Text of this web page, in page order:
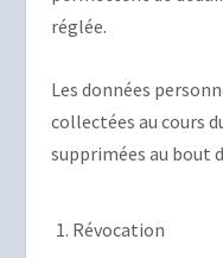
réglée.
Les données
collectées au cours
supprimées au bout
Révocation